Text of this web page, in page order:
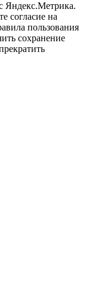
Яндекс.Метрика.
согласие на
пользования
сохранение